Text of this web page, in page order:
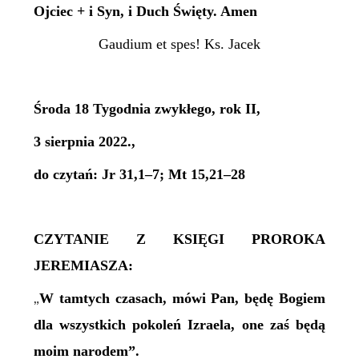
Ojciec + i Syn, i Duch Święty. Amen
Gaudium et spes! Ks. Jacek
Środa 18 Tygodnia zwykłego, rok II,
3 sierpnia 2022.,
do czytań: Jr 31,1–7; Mt 15,21–28
CZYTANIE Z KSIĘGI PROROKA
JEREMIASZA:
„W tamtych czasach, mówi Pan, będę Bogiem
dla wszystkich pokoleń Izraela, one zaś będą
moim narodem”.